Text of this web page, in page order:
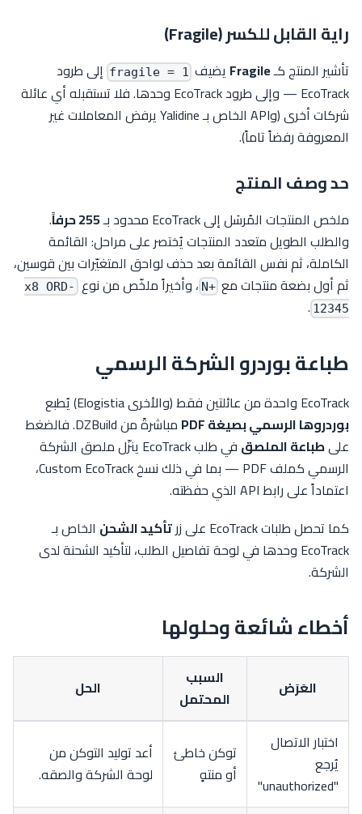
راية القابل للكسر (Fragile)
تأشير المنتج كـFragile يضيف fragile = 1 إلى طرود
EcoTrack — وإلى طرود EcoTrack وحدها. فلا تستقبله أي عائلة
شركات أخرى (وAPI الخاص بـ Yalidine يرفض المعاملات غير
المعروفة رفضاً تاماً).
حد وصف المنتج
ملخص المنتجات المُرسَل إلى EcoTrack محدود بـ 255 حرفاً
.
والطلب الطويل متعدد المنتجات يُختصر على مراحل: القائمة
الكاملة، ثم نفس القائمة بعد حذف لواحق المتغيّرات بين قوسين،
ثم أول بضعة منتجات مع +N ، وأخيراً ملخّص من نوع x8 ORD-
12345
.
طباعة بوردرو الشركة الرسمي
EcoTrack واحدة من عائلتين فقط (والأخرى Elogistia) يُطبع
بوردروها الرسمي بصيغة PDF
مباشرةً من DZBuild. فالضغط
علىطباعة الملصق
في طلب EcoTrack ينزّل ملصق الشركة
الرسمي كملف PDF — بما في ذلك نسخ Custom EcoTrack،
اعتماداً على رابط API الذي حفظته.
كما تحصل طلبات EcoTrack على زر
تأكيد الشحن الخاص بـ
EcoTrack وحدها في لوحة تفاصيل الطلب، لتأكيد الشحنة لدى
الشركة.
أخطاء شائعة وحلولها
العَرَض
السبب
المحتمل
الحل
اختبار الاتصال
يُرجع
"unauthorized"
توكن خاطئ
أو منتهٍ
أعد توليد التوكن من
لوحة الشركة والصقه.